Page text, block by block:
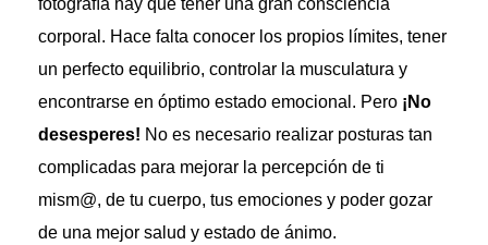
fotografía hay que tener una gran consciencia
corporal. Hace falta conocer los propios límites, tener
un perfecto equilibrio, controlar la musculatura y
encontrarse en óptimo estado emocional. Pero ¡No
desesperes! No es necesario realizar posturas tan
complicadas para mejorar la percepción de ti
mism@, de tu cuerpo, tus emociones y poder gozar
de una mejor salud y estado de ánimo.